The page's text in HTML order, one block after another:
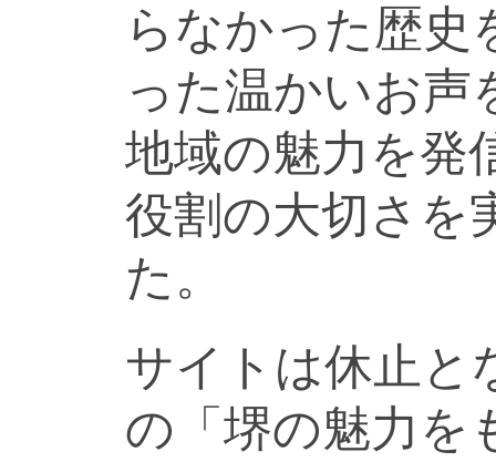
らなかった歴史
った温かいお声
地域の魅力を発
役割の大切さを
た。
サイトは休止と
の「堺の魅力を